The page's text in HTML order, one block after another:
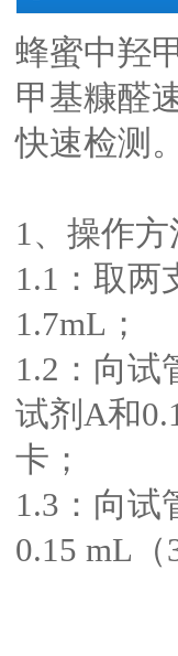
蜂蜜中羟
甲基糠醛
快速检测
1、操作
1.1：取两
1.7mL；
1.2：向试
试剂A和
卡；
1.3：向试
0.15 mL